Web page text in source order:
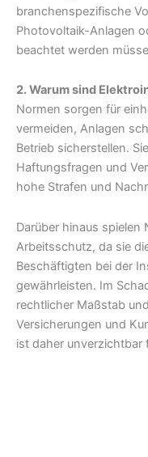
branchenspezifische
Photovoltaik-Anlagen
beachtet werden
2. Warum sind
Normen sorgen für
vermeiden, Anlagen
Betrieb sicherstellen.
Haftungsfragen und
hohe Strafen und
Darüber hinaus spielen
Arbeitsschutz, da sie
Beschäftigten bei der
gewährleisten. Im
rechtlicher Maßstab
Versicherungen und
ist daher unverzichtbar